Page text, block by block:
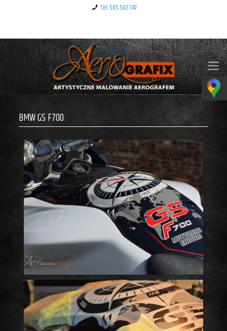
Tel: 505 502 747
BMW GS F700